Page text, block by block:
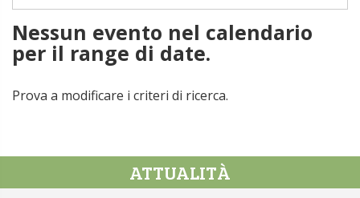
Nessun evento nel calendario
per il range di date.
Prova a modificare i criteri di ricerca.
ATTUALITÀ